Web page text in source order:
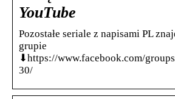
YouTube
Pozostałe seriale z napisami PL
grupie
⬇https://www.facebook.com/
30/